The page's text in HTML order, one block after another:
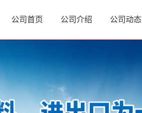
公司首页 公司介绍 公司动态